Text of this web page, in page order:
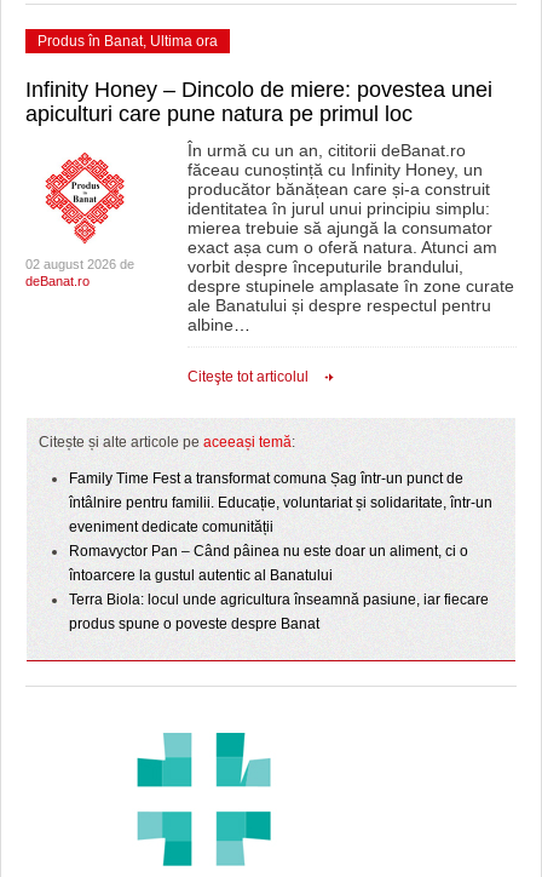
Produs în Banat, Ultima ora
Infinity Honey – Dincolo de miere: povestea unei
apiculturi care pune natura pe primul loc
02 august 2026 de
deBanat.ro
În urmă cu un an, cititorii deBanat.ro
făceau cunoștință cu Infinity Honey, un
producător bănățean care și-a construit
identitatea în jurul unui principiu simplu:
mierea trebuie să ajungă la consumator
exact așa cum o oferă natura. Atunci am
vorbit despre începuturile brandului,
despre stupinele amplasate în zone curate
ale Banatului și despre respectul pentru
albine…
Citeşte tot articolul
Citește și alte articole pe aceeași temă:
Family Time Fest a transformat comuna Șag într-un punct de
întâlnire pentru familii. Educație, voluntariat și solidaritate, într-un
eveniment dedicate comunității
Romavyctor Pan – Când pâinea nu este doar un aliment, ci o
întoarcere la gustul autentic al Banatului
Terra Biola: locul unde agricultura înseamnă pasiune, iar fiecare
produs spune o poveste despre Banat